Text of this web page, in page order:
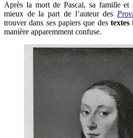
Après la mort de Pascal, sa famille et
mieux de la part de l’auteur des
trouver dans ses papiers que destextes
manière apparemment confuse.